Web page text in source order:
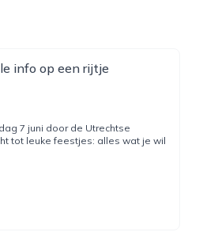
info op een rijtje
7 juni door de Utrechtse
tot leuke feestjes: alles wat je wil